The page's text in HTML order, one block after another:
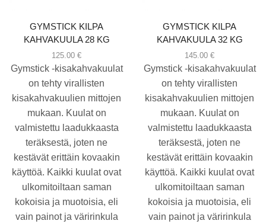
GYMSTICK KILPA
KAHVAKUULA 28 KG
125.00 €
Gymstick -kisakahvakuulat
on tehty virallisten
kisakahvakuulien mittojen
mukaan. Kuulat on
valmistettu laadukkaasta
teräksestä, joten ne
kestävät erittäin kovaakin
käyttöä. Kaikki kuulat ovat
ulkomitoiltaan saman
kokoisia ja muotoisia, eli
vain painot ja väririnkula
GYMSTICK KILPA
KAHVAKUULA 32 KG
145.00 €
Gymstick -kisakahvakuulat
on tehty virallisten
kisakahvakuulien mittojen
mukaan. Kuulat on
valmistettu laadukkaasta
teräksestä, joten ne
kestävät erittäin kovaakin
käyttöä. Kaikki kuulat ovat
ulkomitoiltaan saman
kokoisia ja muotoisia, eli
vain painot ja väririnkula